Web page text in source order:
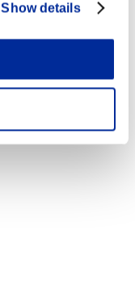
Show details